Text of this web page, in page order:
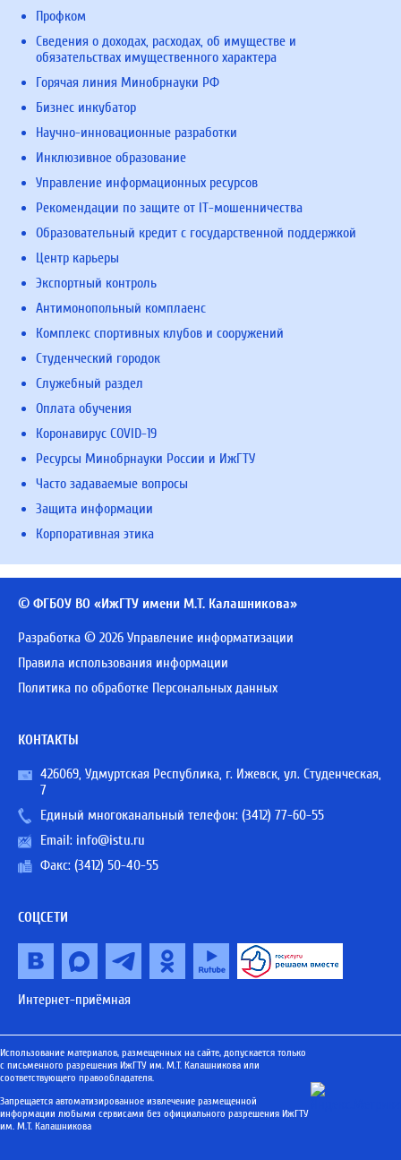
Профком
Сведения о доходах, расходах, об имуществе и
обязательствах имущественного характера
Горячая линия Минобрнауки РФ
Бизнес инкубатор
Научно-инновационные разработки
Инклюзивное образование
Управление информационных ресурсов
Рекомендации по защите от IT-мошенничества
Образовательный кредит с государственной поддержкой
Центр карьеры
Экспортный контроль
Антимонопольный комплаенс
Комплекс спортивных клубов и сооружений
Студенческий городок
Служебный раздел
Оплата обучения
Коронавирус COVID-19
Ресурсы Минобрнауки России и ИжГТУ
Часто задаваемые вопросы
Защита информации
Корпоративная этика
© ФГБОУ ВО «ИжГТУ имени М.Т. Калашникова»
Разработка © 2026 Управление информатизации
Правила использования информации
Политика по обработке Персональных данных
КОНТАКТЫ
426069, Удмуртская Республика, г. Ижевск, ул. Студенческая,
7
Единый многоканальный телефон: (3412) 77-60-55
Email: info@istu.ru
Факс: (3412) 50-40-55
СОЦСЕТИ
Интернет-приёмная
Использование материалов, размещенных на сайте, допускается только
с письменного разрешения ИжГТУ им. М.Т. Калашникова или
соответствующего правообладателя.
Запрещается автоматизированное извлечение размещенной
информации любыми сервисами без официального разрешения ИжГТУ
им. М.Т. Калашникова